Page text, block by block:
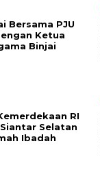
Bersama PJU
Ketua
Binjai
RI
Selatan
Ibadah